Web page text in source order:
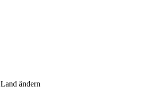
Land ändern